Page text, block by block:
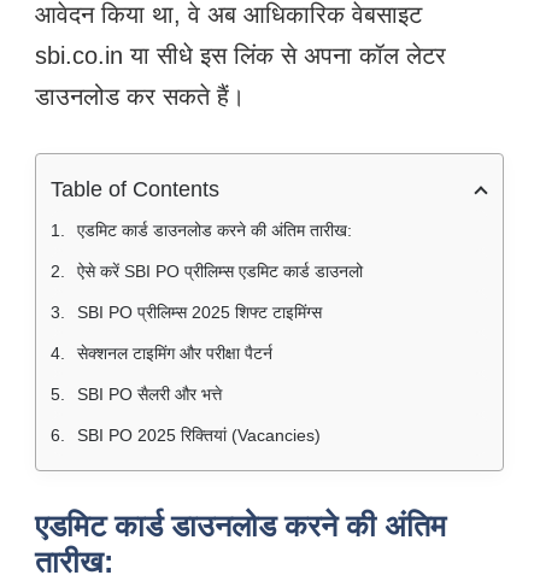
आवेदन किया था, वे अब आधिकारिक वेबसाइट
sbi.co.in या सीधे इस लिंक से अपना कॉल लेटर
डाउनलोड कर सकते हैं।
Table of Contents
एडमिट कार्ड डाउनलोड करने की अंतिम तारीख:
ऐसे करें SBI PO प्रीलिम्स एडमिट कार्ड डाउनलो
SBI PO प्रीलिम्स 2025 शिफ्ट टाइमिंग्स
सेक्शनल टाइमिंग और परीक्षा पैटर्न
SBI PO सैलरी और भत्ते
SBI PO 2025 रिक्तियां (Vacancies)
एडमिट कार्ड डाउनलोड करने की अंतिम
तारीख: